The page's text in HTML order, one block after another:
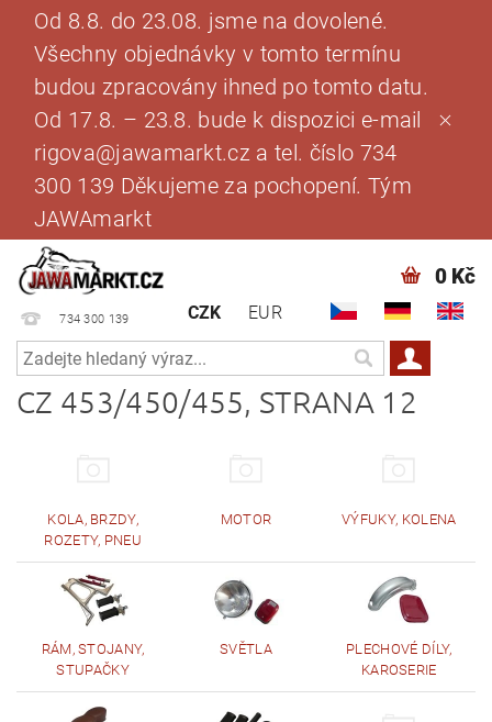
Od 8.8. do 23.08. jsme na dovolené.
Všechny objednávky v tomto termínu
budou zpracovány ihned po tomto datu.
Od 17.8. – 23.8. bude k dispozici e-mail
rigova@jawamarkt.cz a tel. číslo 734
300 139 Děkujeme za pochopení. Tým
JAWAmarkt
734 300 139 CZK EUR
0 Kč
CZ 453/450/455, STRANA 12
KOLA, BRZDY,
ROZETY, PNEU
MOTOR VÝFUKY, KOLENA
RÁM, STOJANY,
STUPAČKY
SVĚTLA
PLECHOVÉ DÍLY,
KAROSERIE